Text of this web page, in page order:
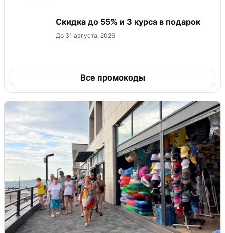
Скидка до 55% и 3 курса в подарок
До 31 августа, 2026
Все промокоды